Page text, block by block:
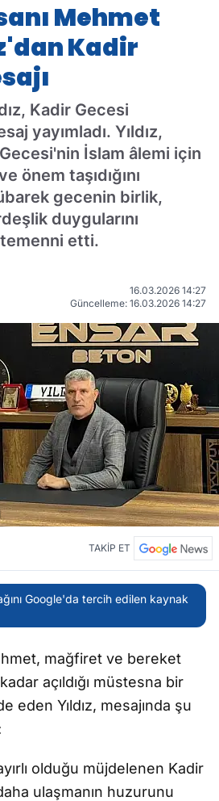
Mehmet
Kadir
Kadir Gecesi
yayımladı. Yıldız,
İslam âlemi için
önem taşıdığını
gecenin birlik,
duygularını
etti.
16.03.2026 14:27
Güncelleme: 16.03.2026 14:27
TAKİP ET
Google'da tercih edilen kaynak
mağfiret ve bereket
açıldığı müstesna bir
eden Yıldız, mesajında şu
olduğu müjdelenen Kadir
ulaşmanın huzurunu